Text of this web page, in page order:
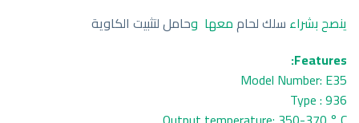
ينصح بشراء سلك لحاممعها وحامل لتثبيت الكاوية
Features:
Model Number: E35
Type : 936